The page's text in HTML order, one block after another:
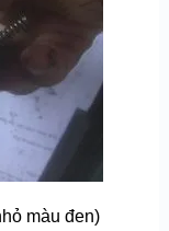
màu đen)